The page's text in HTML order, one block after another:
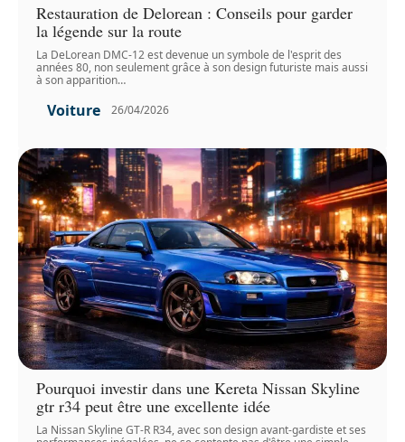
Restauration de Delorean : Conseils pour garder
la légende sur la route
La DeLorean DMC-12 est devenue un symbole de l'esprit des
années 80, non seulement grâce à son design futuriste mais aussi
à son apparition…
Voiture 26/04/2026
Pourquoi investir dans une Kereta Nissan Skyline
gtr r34 peut être une excellente idée
La Nissan Skyline GT-R R34, avec son design avant-gardiste et ses